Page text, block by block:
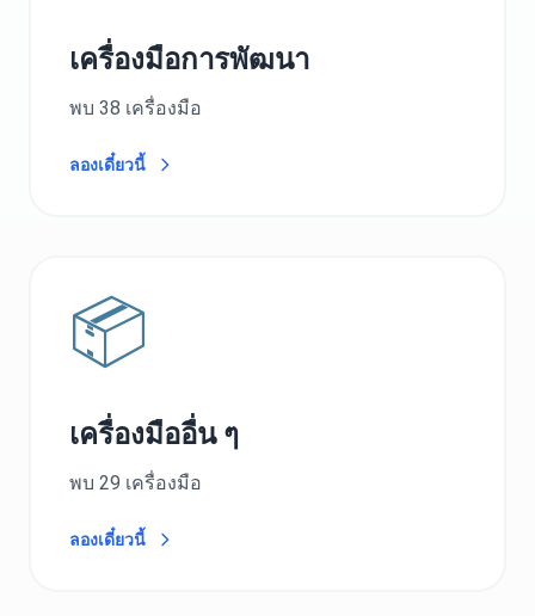
เครื่องมือการพัฒนา
พบ 38 เครื่องมือ
ลองเดี๋ยวนี้
📦
เครื่องมืออื่น ๆ
พบ 29 เครื่องมือ
ลองเดี๋ยวนี้